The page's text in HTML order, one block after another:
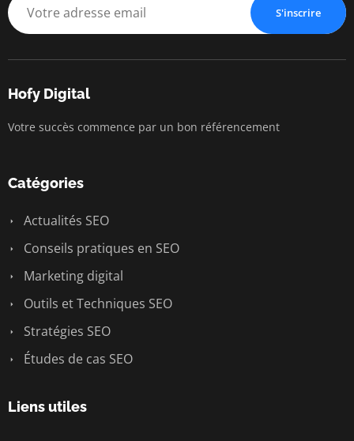
S'inscrire
Hofy Digital
Votre succès commence par un bon référencement
Catégories
Actualités SEO
Conseils pratiques en SEO
Marketing digital
Outils et Techniques SEO
Stratégies SEO
Études de cas SEO
Liens utiles